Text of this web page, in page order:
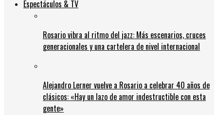
Espectáculos & TV
Rosario vibra al ritmo del jazz: Más escenarios, cruces
generacionales y una cartelera de nivel internacional
Alejandro Lerner vuelve a Rosario a celebrar 40 años de
clásicos: «Hay un lazo de amor indestructible con esta
gente»